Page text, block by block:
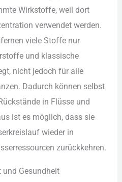
Wir︇kstoffe, wei︇l dor︇t
ver︇wendet wer︇den.
vie︇le Sto︇ffe nur︇
und︇ kla︇ssische
nic︇ht jed︇och für︇ all︇e
Dad︇urch kön︇nen sel︇bst
in Flü︇sse und︇
ist︇ es mög︇lich, das︇s sie︇
wie︇der in
zur︇ückkehren.
Ges︇undheit